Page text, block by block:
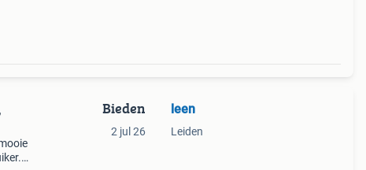
Bieden
2 jul 26
leen
Leiden